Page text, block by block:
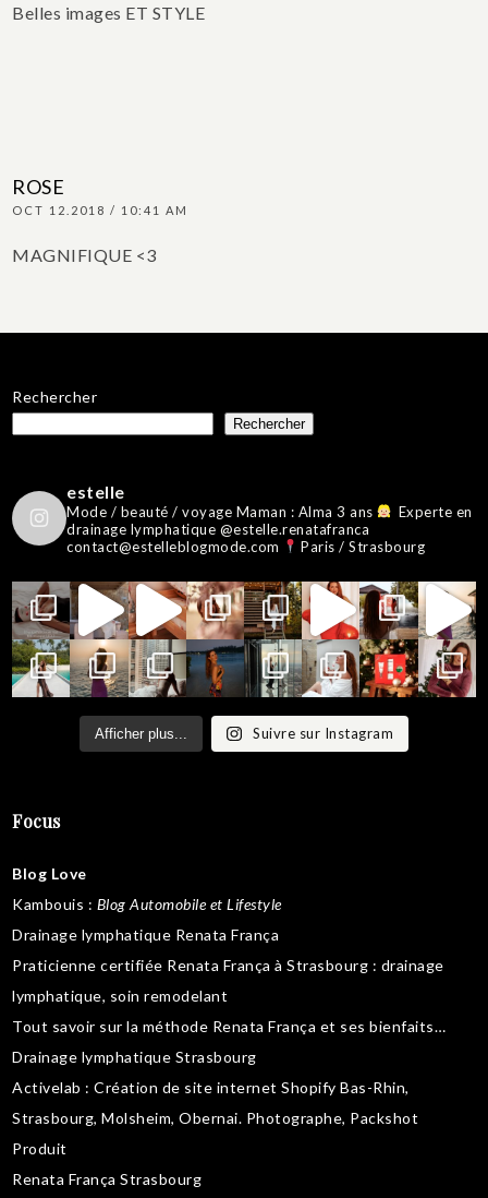
Belles images ET STYLE
ROSE
OCT 12.2018 / 10:41 AM
MAGNIFIQUE <3
Rechercher
Rechercher
estelle
Mode / beauté / voyage Maman : Alma 3 ans
Experte en
drainage lymphatique @estelle.renatafranca
contact@estelleblogmode.com
Paris / Strasbourg
Afficher plus... Suivre sur Instagram
Focus
Blog Love
Kambouis : Blog Automobile et Lifestyle
Drainage lymphatique Renata França
Praticienne certifiée Renata França à Strasbourg : drainage
lymphatique, soin remodelant
Tout savoir sur la méthode Renata França et ses bienfaits…
Drainage lymphatique Strasbourg
Activelab : Création de site internet Shopify Bas-Rhin,
Strasbourg, Molsheim, Obernai. Photographe, Packshot
Produit
Renata França Strasbourg